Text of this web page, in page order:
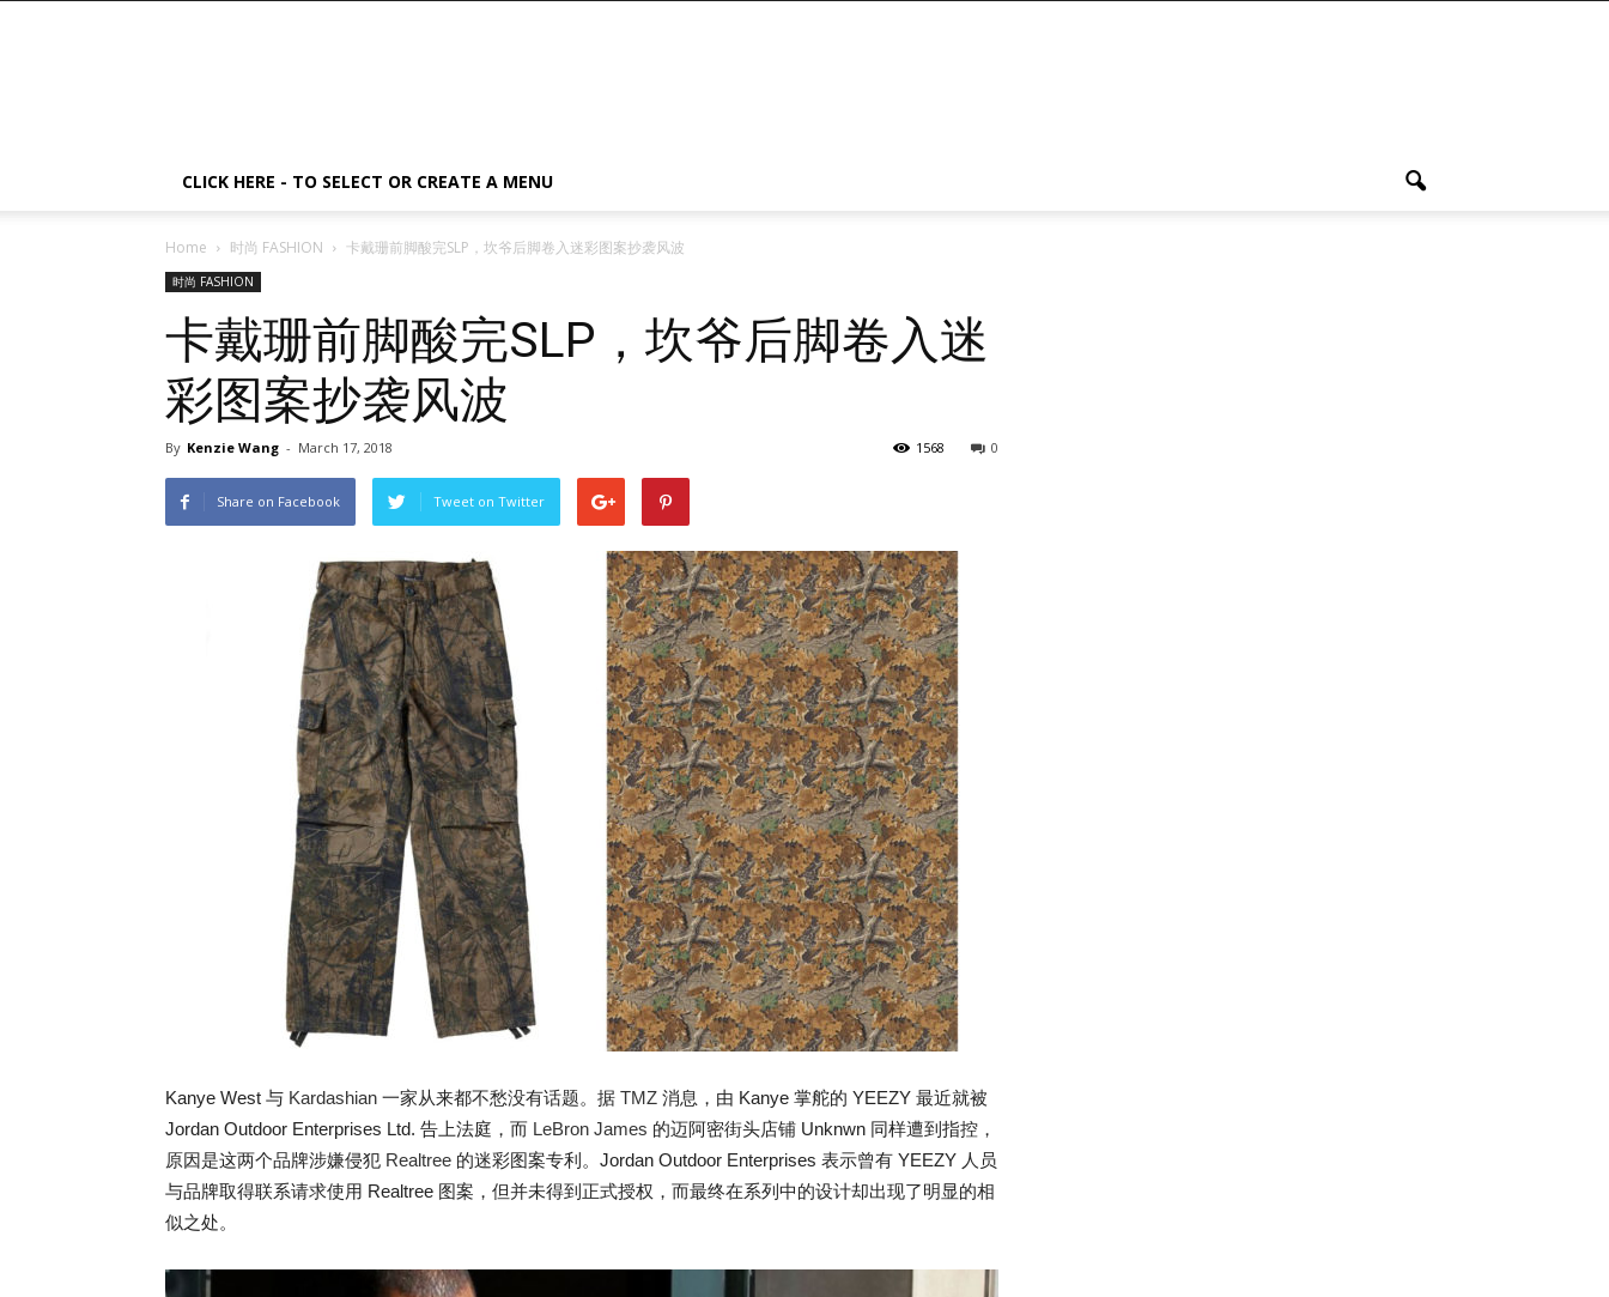
CLICK HERE - TO SELECT OR CREATE A MENU
Home 时尚 FASHION 卡戴珊前脚酸完SLP，坎爷后脚卷入迷彩图案抄袭风波
时尚 FASHION
卡戴珊前脚酸完SLP，坎爷后脚卷入迷
彩图案抄袭风波
By Kenzie Wang - March 17, 2018 0
1568
Share on Facebook Tweet on Twitter
Kanye West 与 Kardashian 一家从来都不愁没有话题。据 TMZ 消息，由 Kanye 掌舵的 YEEZY 最近就被
Jordan Outdoor Enterprises Ltd. 告上法庭，而 LeBron James 的迈阿密街头店铺 Unknwn 同样遭到指控，
原因是这两个品牌涉嫌侵犯 Realtree 的迷彩图案专利。Jordan Outdoor Enterprises 表示曾有 YEEZY 人员
与品牌取得联系请求使用 Realtree 图案，但并未得到正式授权，而最终在系列中的设计却出现了明显的相
似之处。